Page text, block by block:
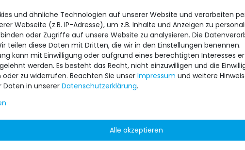
Rahmen für
Gen9 Gen10
001
€ *
/ Rahmen für ProLiant Gen9
Gen10 Plus Server -
727695-001
441
34,99 € *
und ähnliche Technologien auf unserer Website und verarbeiten
Webseite (z.B. IP-Adresse), um z.B. Inhalte und Anzeigen zu
oder Zugriffe auf unsere Website zu analysieren. Die
teilen diese Daten mit Dritten, die wir in den Einstellungen benennen.
kann mit Einwilligung oder aufgrund eines berechtigten Interesses
werden. Es besteht das Recht, nicht einzuwilligen und die
zu widerrufen. Beachten Sie unserImpressum und weitere
Daten in unserer Daten­schutz­erklärung.
Alle akzeptieren